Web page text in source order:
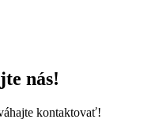
nás!
kontaktovať!